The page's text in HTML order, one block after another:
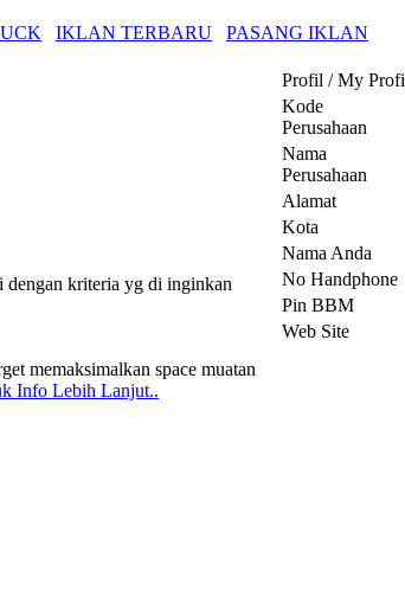
IKLAN TERBARU
PASANG IKLAN
dengan kriteria yg di inginkan
memaksimalkan space muatan
Info Lebih Lanjut..
Profil / My
Kode
Perusahaan
Nama
Perusahaan
Alamat
Kota
Nama Anda
No Handphone
Pin BBM
Web Site